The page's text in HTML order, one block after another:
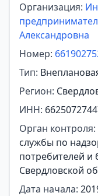
Организация:
Александровна
Номер:
Тип:
Регион:
ИНН:
Орган контроля:
службы по
потребителей и
Свердловской
Дата начала: